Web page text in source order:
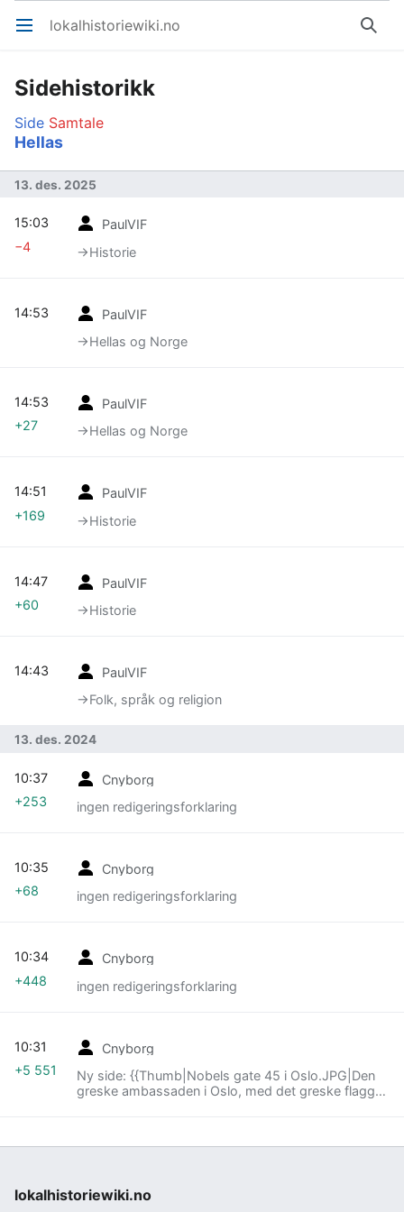
Åpne hovedmenyen lokalhistoriewiki.no Søk
Sidehistorikk
Side Samtale
Hellas
13. des. 2025
PaulVIF
→‎Historie
15:03
−4
PaulVIF
→‎Hellas og Norge
14:53
PaulVIF
→‎Hellas og Norge
14:53
+27
PaulVIF
→‎Historie
14:51
+169
PaulVIF
→‎Historie
14:47
+60
PaulVIF
→‎Folk, språk og religion
14:43
13. des. 2024
Cnyborg
ingen redigeringsforklaring
10:37
+253
Cnyborg
ingen redigeringsforklaring
10:35
+68
Cnyborg
ingen redigeringsforklaring
10:34
+448
Cnyborg
Ny side: {{Thumb|Nobels gate 45 i Oslo.JPG|Den
greske ambassaden i Oslo, med det greske flagget
Det joniske hav og Middelhavet. De greske
erobra av romerne, og det var ikke før i 1832 at
10:31
+5 551
lokalhistoriewiki.no